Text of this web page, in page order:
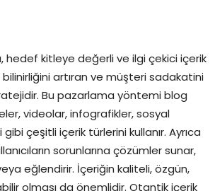
hedef kitleye değerli ve ilgi çekici içerik
artıran ve müşteri sadakatini
Bu pazarlama yöntemi blog
videolar, infografikler, sosyal
çeşitli içerik türlerini kullanır. Ayrıca
sorunlarına çözümler sunar,
eğlendirir. İçeriğin kaliteli, özgün,
olması da önemlidir. Otantik içerik